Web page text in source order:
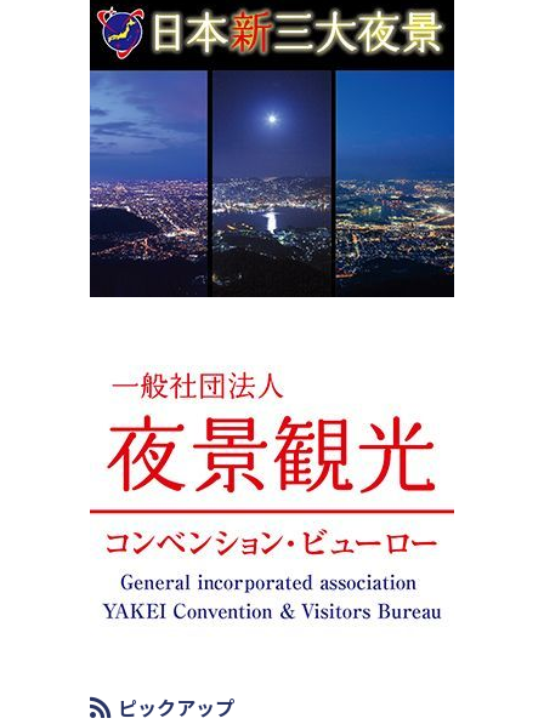
ピックアップ